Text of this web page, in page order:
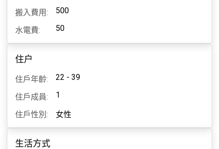
搬入費用:
500
水電費: 50
住户
住戶年齡: 22 - 39
住戶成員: 1
住戶性別: 女性
生活方式